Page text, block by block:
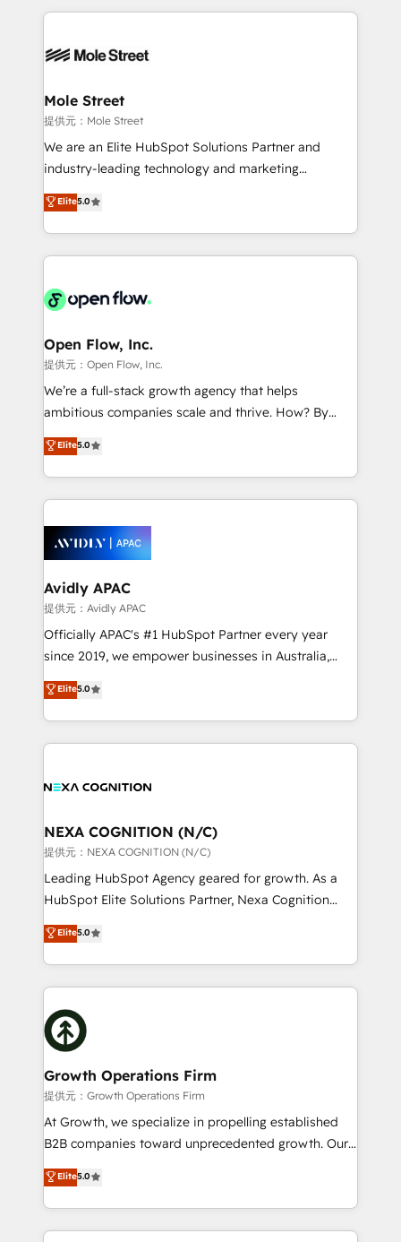
B2B.
dados e automatizar operações. O objetivo é
operacional de receita conectando equipes
Também somos distribuidores oficiais da HubSpot
e de mais de 150 softwares globais permitindo
contratar e pagar a HubSpot em reais com nota
fiscal no Brasil e gerar economia de até 50% na
Oferecemos ainda agentes de IA especializados em
HubSpot que automatizam tarefas executam rotinas
empresas em 13 países utilizam a Nexforce. Somos
a maior parceira da HubSpot na América Latina e
HubSpot.
Mole Street
提供元：Mole Street
We are an Elite HubSpot Solutions Partner and
industry-leading technology and marketing
consultancy. Our focus is on enterprise and mid-
market B2B companies globally that want a strategic
approach to execute their goals through creative
applications of our solutions; Technical HubSpot
Design, Migrations + Integrations. Mole Street’s
greatness, which is achieved through creating
absolute clarity, derived from a well-defined
strategy, executed well, and reported on with clear
results. The culture is driven by core values; Joy, Grit,
Mindedness, and Clarity. We are driven to win for the
collective good of the company and its clientele, and
things are happening.
Elite5.0
Open Flow, Inc.
提供元：Open Flow, Inc.
We’re a full-stack growth agency that helps
ambitious companies scale and thrive. How? By
upgrading and streamlining every single revenue-
generating aspect of your business. We’re proud
HubSpot Elite Solutions Partners and devout CRM
nerds who can harness HubSpot’s custom digital
experience. Working hand-in-hand with your team,
we’ll assemble a RevOps machine that drives more
traffic, generates better leads and crushes your
revenue goals. We've worked with thousands of
HubSpot customers and we'd love to work with you
too! Clients come to us for: Advanced CRM solutions
HubSpot Data System Migrations between systems
to HubSpot New lead generation strategies Time-
Elite5.0
Avidly APAC
提供元：Avidly APAC
Officially APAC's #1 HubSpot Partner every year
since 2019, we empower businesses in Australia,
New Zealand, and globally to realise their full
potential through enterprise HubSpot CRM
implementation. And we deliver best practice across
the whole HubSpot platform, covering marketing,
all businesses, from start-up to Enterprise, and have
the world. Our human approach to digital
transformation is designed for businesses who want
to grow. And we're passionate about APAC
businesses leading the world in technology, agility
record migrating businesses from CRM & Marketing
Platforms such as Salesforce, Dynamics, Pipedrive,
with attract and retain customers, manage their
business people and processes, and how they
Elite5.0
NEXA COGNITION (N/C)
提供元：NEXA COGNITION (N/C)
Leading HubSpot Agency geared for growth. As a
HubSpot Elite Solutions Partner, Nexa Cognition
ranks in the top 1% of global HubSpot Partners and
has been one of the longest-standing partners since
2012. We empower businesses to harness the full
potential of HubSpot by combining strategic
insights with technical excellence, we deliver
bespoke HubSpot solutions tailored to drive
measurable growth and operational efficiency. Why
Choose Nexa Cognition? 🚀 HubSpot Expertise: Our
certified team specialises in CRM implementation,
marketing automation, and revenue operations. 🤝
Custom Solutions: From onboarding and
HubSpot with your business needs. 🌟 Proven
Results: We’ve helped businesses of all sizes
Elite5.0
Growth Operations Firm
提供元：Growth Operations Firm
At Growth, we specialize in propelling established
B2B companies toward unprecedented growth. Our
focus is on fine-tuning and enhancing your growth,
sales, and marketing operations. Unlike conventional
marketing agencies, we dive deep into the
operational aspects of your business, ensuring that
Elite5.0